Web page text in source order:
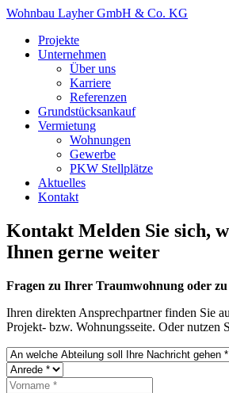
Wohnbau Layher GmbH & Co. KG
Projekte
Unternehmen
Über uns
Karriere
Referenzen
Grundstücksankauf
Vermietung
Wohnungen
Gewerbe
PKW Stellplätze
Aktuelles
Kontakt
Kontakt Melden Sie sich,
Ihnen gerne weiter
Fragen zu Ihrer Traumwohnung oder
Ihren direkten Ansprechpartner finden Sie
Projekt- bzw. Wohnungsseite. Oder nutzen